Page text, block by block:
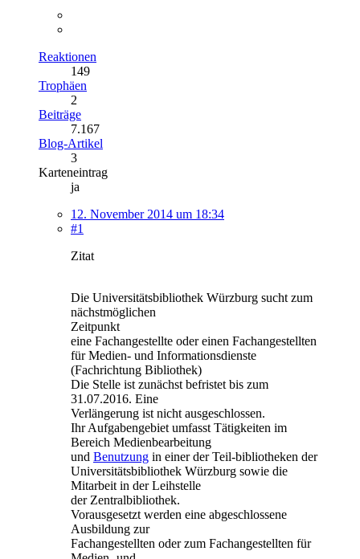
Reaktionen
149
Trophäen
2
Beiträge
7.167
Blog-Artikel
3
Karteneintrag
ja
12. November 2014 um 18:34
#1
Zitat
Die Universitätsbibliothek Würzburg sucht zum
nächstmöglichen
Zeitpunkt
eine Fachangestellte oder einen Fachangestellten
für Medien- und Informationsdienste
(Fachrichtung Bibliothek)
Die Stelle ist zunächst befristet bis zum
31.07.2016. Eine
Verlängerung ist nicht ausgeschlossen.
Ihr Aufgabengebiet umfasst Tätigkeiten im
Bereich Medienbearbeitung
und Benutzung in einer der Teil-bibliotheken der
Universitätsbibliothek Würzburg sowie die
Mitarbeit in der Leihstelle
der Zentralbibliothek.
Vorausgesetzt werden eine abgeschlossene
Ausbildung zur
Fachangestellten oder zum Fachangestellten für